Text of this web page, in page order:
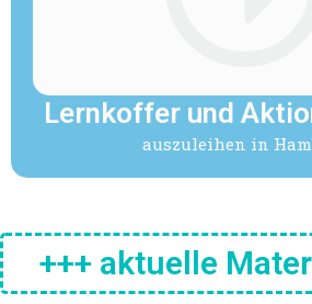
Lernkoffer und
auszuleihen in
+++ aktuelle